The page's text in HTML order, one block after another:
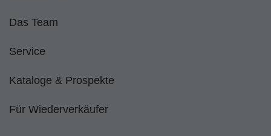
Das Team
Service
Kataloge & Prospekte
Für Wiederverkäufer